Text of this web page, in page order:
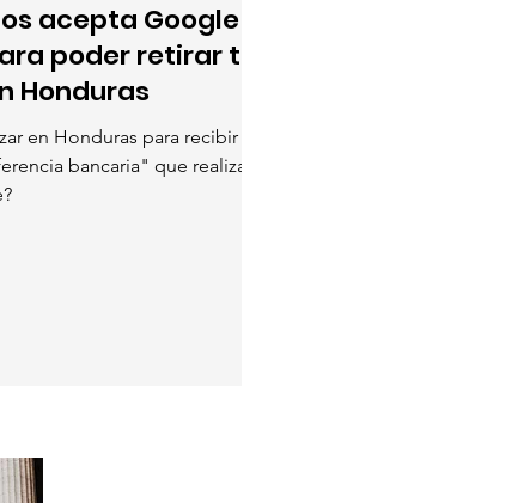
acepta Google
poder retirar tu
Honduras
en Honduras para recibir los
bancaria" que realiza